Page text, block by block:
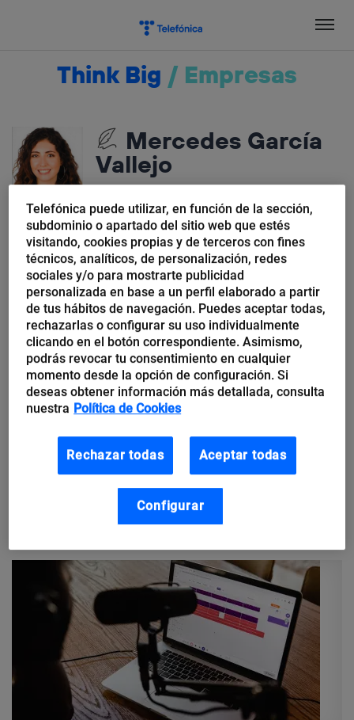
Think Big / Empresas
Mercedes García
Vallejo
Abogada especializada en propiedad
intelectual y músico. Mi vida profesional
siempre ha estado marcada por la
compatibilidad de ambas profesiones, algo
que continúa actualmente al frente de la
asesoría jurídica de Be a Lion, una empresa
de marketing digital del grupo Mediaset
España. También soy una apasionada de la
tecnología, lo cual he conseguido integrar
en mi expertise con la investigación sobre la
interacción de la inteligencia artificial y la
propiedad intelectual en la industria
Telefónica puede utilizar, en función de la sección,
subdominio o apartado del sitio web que estés
visitando, cookies propias y de terceros con fines
técnicos, analíticos, de personalización, redes
sociales y/o para mostrarte publicidad
personalizada en base a un perfil elaborado a partir
de tus hábitos de navegación. Puedes aceptar todas,
rechazarlas o configurar su uso individualmente
clicando en el botón correspondiente. Asimismo,
podrás revocar tu consentimiento en cualquier
momento desde la opción de configuración. Si
deseas obtener información más detallada, consulta
nuestra Política de Cookies
Rechazar todas Aceptar todas
Configurar